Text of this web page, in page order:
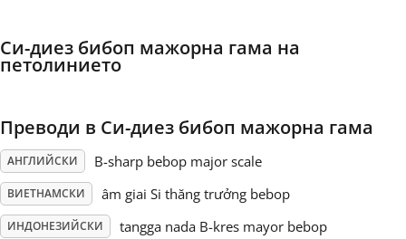
日本語
Português
Русский
Си-диез бибоп мажорна гама на
петолинието
Преводи в Си-диез бибоп мажорна гама
АНГЛИЙСКИ B-sharp bebop major scale
ВИЕТНАМСКИ âm giai Si thăng trưởng bebop
ИНДОНЕЗИЙСКИ tangga nada B-kres mayor bebop